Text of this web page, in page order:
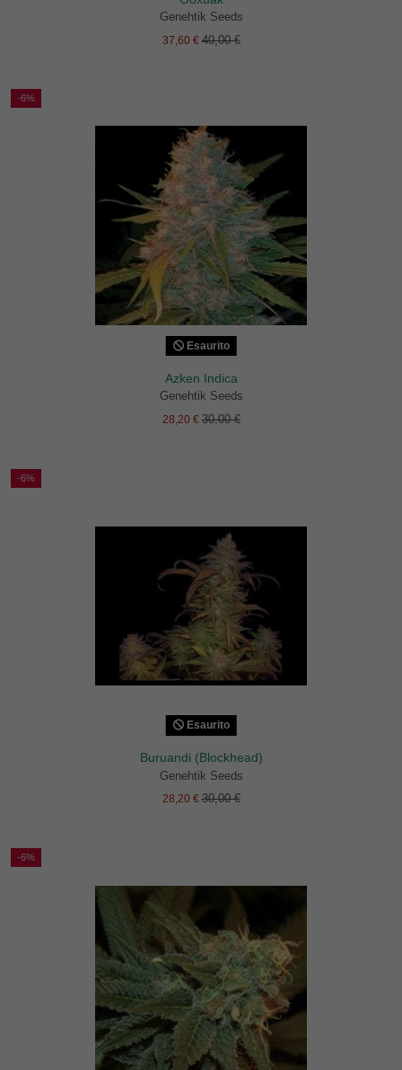
Genehtik Seeds
37,60 €40,00 €
-6%
Esaurito
Azken Indica
Genehtik Seeds
28,20 €30,00 €
-6%
Esaurito
Buruandi (Blockhead)
Genehtik Seeds
28,20 €30,00 €
-6%